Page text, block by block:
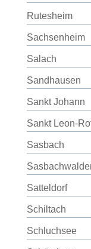
Rutesheim
Sachsenheim
Salach
Sandhausen
Sankt Johann
Sankt Leon-
Sasbach
Satteldorf
Schiltach
Schluchsee